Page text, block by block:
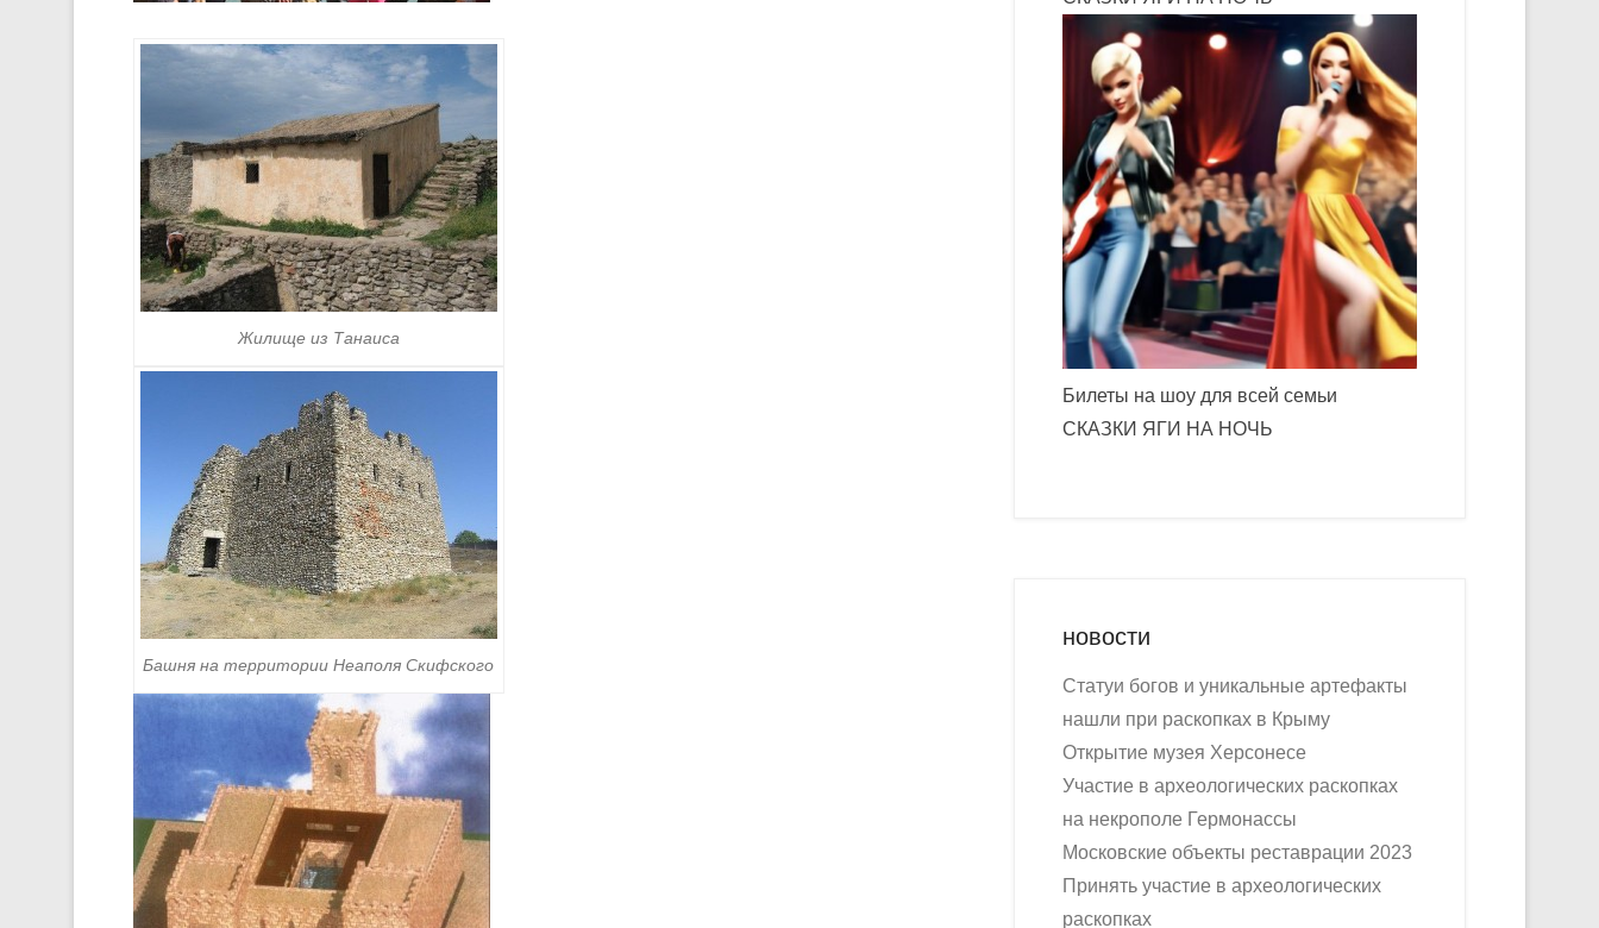
Жилище из Танаиса
Башня на территории Неаполя Скифского
Билеты на шоу для всей семьи
СКАЗКИ ЯГИ НА НОЧЬ
новости
Статуи богов и уникальные артефакты
нашли при раскопках в Крыму
Открытие музея Херсонесе
Участие в археологических раскопках
на некрополе Гермонассы
Московские объекты реставрации 2023
Принять участие в археологических
раскопках